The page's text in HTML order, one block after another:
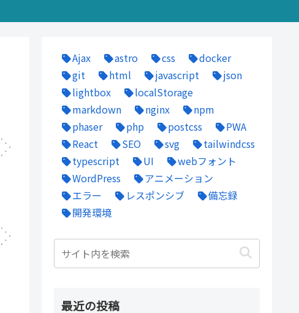
Ajax astro css
docker
git
html javascript
json
lightbox
localStorage
markdown
nginx
npm
phaser
php postcss
PWA
React
SEO svg
tailwindcss
typescript
UI
webフォント
WordPress
アニメーション
エラー
レスポンシブ
備忘録
開発環境
最近の投稿